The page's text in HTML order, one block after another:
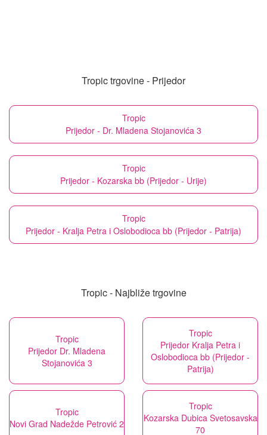
Tropic trgovine - Prijedor
Tropic
Prijedor - Dr. Mladena Stojanovića 3
Tropic
Prijedor - Kozarska bb (Prijedor - Urije)
Tropic
Prijedor - Kralja Petra i Oslobodioca bb (Prijedor - Patrija)
Tropic - Najbliže trgovine
Tropic
Prijedor Dr. Mladena
Stojanovića 3
Tropic
Prijedor Kralja Petra i
Oslobodioca bb (Prijedor -
Patrija)
Tropic
Novi Grad Nadežde Petrović 2
Tropic
Kozarska Dubica Svetosavska
70